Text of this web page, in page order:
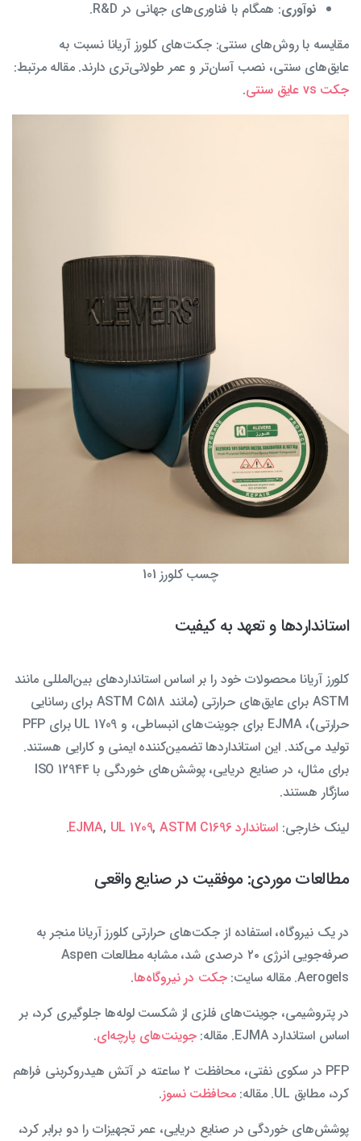
نوآوری: همگام با فناوری‌های جهانی در R&D.
مقایسه با روش‌های سنتی: جکت‌های کلورز آریانا نسبت به
عایق‌های سنتی، نصب آسان‌تر و عمر طولانی‌تری دارند. مقاله مرتبط:
جکت vs عایق سنتی
.
چسب کلورز 101
استانداردها و تعهد به کیفیت
کلورز آریانا محصولات خود را بر اساس استانداردهای بین‌المللی مانند
ASTM برای عایق‌های حرارتی (مانند ASTM C518 برای رسانایی
حرارتی)، EJMA برای جوینت‌های انبساطی، و UL 1709 برای PFP
تولید می‌کند. این استانداردها تضمین‌کننده ایمنی و کارایی هستند.
برای مثال، در صنایع دریایی، پوشش‌های خوردگی با ISO 12944
سازگار هستند.
لینک خارجی:استاندارد EJMA , UL 1709,ASTM C1696
.
مطالعات موردی: موفقیت در صنایع واقعی
در یک نیروگاه، استفاده از جکت‌های حرارتی کلورز آریانا منجر به
صرفه‌جویی انرژی ۲۰ درصدی شد، مشابه مطالعات Aspen
Aerogels. مقاله سایت:
جکت در نیروگاه‌ها.
در پتروشیمی، جوینت‌های فلزی از شکست لوله‌ها جلوگیری کرد، بر
اساس استاندارد EJMA. مقاله:
جوینت‌های پارچه‌ای.
PFP در سکوی نفتی، محافظت ۲ ساعته در آتش هیدروکربنی فراهم
کرد، مطابق UL. مقاله:
محافظت نسوز.
پوشش‌های خوردگی در صنایع دریایی، عمر تجهیزات را دو برابر کرد،